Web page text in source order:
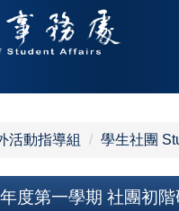
活動指導組 學生社團
年度第一學期 社團初